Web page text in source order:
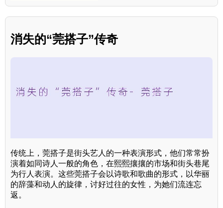
消失的“莞搭子”传奇
传统上，莞搭子是街头艺人的一种表演形式，他们常常扮
演着如同诗人一般的角色，在熙熙攘攘的市场和街头巷尾
为行人表演。这些莞搭子会以诗歌和歌曲的形式，以华丽
的辞藻和动人的旋律，讨好过往的女性，为她们流连忘
返。